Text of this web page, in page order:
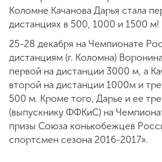
Коломне Качанова Дарья стала
дистанциях в 500, 1000 и 1500 м!
25-28 декабря на Чемпионате
дистанциям (г. Коломна)
первой на дистанции 3000 м, а
второй на дистанции 1000м и
500 м. Кроме того, Дарье и ее
(выпускнику ФФКиС) на
призы Союза конькобежцев
спортсмен сезона 2016-2017».